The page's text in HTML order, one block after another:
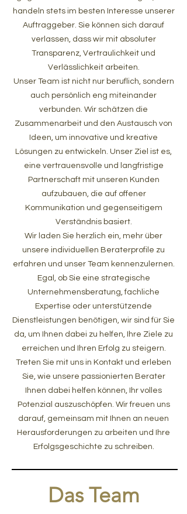
handeln stets im besten Interesse unserer
Auftraggeber. Sie können sich darauf
verlassen, dass wir mit absoluter
Transparenz, Vertraulichkeit und
Verlässlichkeit arbeiten.
Unser Team ist nicht nur beruflich, sondern
auch persönlich eng miteinander
verbunden. Wir schätzen die
Zusammenarbeit und den Austausch von
Ideen, um innovative und kreative
Lösungen zu entwickeln. Unser Ziel ist es,
eine vertrauensvolle und langfristige
Partnerschaft mit unseren Kunden
aufzubauen, die auf offener
Kommunikation und gegenseitigem
Verständnis basiert.
Wir laden Sie herzlich ein, mehr über
unsere individuellen Beraterprofile zu
erfahren und unser Team kennenzulernen.
Egal, ob Sie eine strategische
Unternehmensberatung, fachliche
Expertise oder unterstützende
Dienstleistungen benötigen, wir sind für Sie
da, um Ihnen dabei zu helfen, Ihre Ziele zu
erreichen und Ihren Erfolg zu steigern.
Treten Sie mit uns in Kontakt und erleben
Sie, wie unsere passionierten Berater
Ihnen dabei helfen können, Ihr volles
Potenzial auszuschöpfen. Wir freuen uns
darauf, gemeinsam mit Ihnen an neuen
Herausforderungen zu arbeiten und Ihre
Erfolgsgeschichte zu schreiben.
Das Team